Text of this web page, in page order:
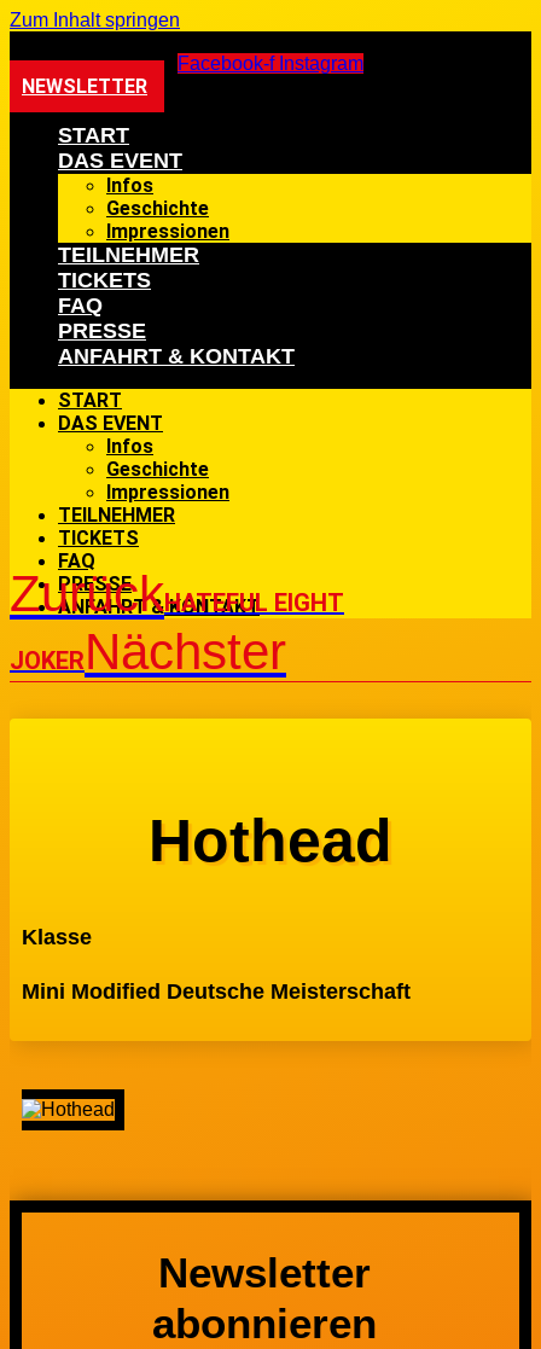
Zum Inhalt springen
Facebook-f Instagram
NEWSLETTER
START
DAS EVENT
Infos
Geschichte
Impressionen
TEILNEHMER
TICKETS
FAQ
PRESSE
ANFAHRT & KONTAKT
START
DAS EVENT
Infos
Geschichte
Impressionen
TEILNEHMER
TICKETS
FAQ
PRESSE
ANFAHRT & KONTAKT
ZurückHATEFUL EIGHT
JOKERNächster
Hothead
Klasse
Mini Modified Deutsche Meisterschaft
Newsletter
abonnieren